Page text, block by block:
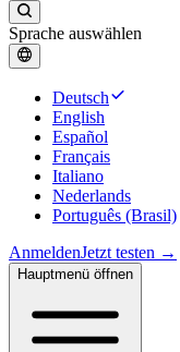
Sprache auswählen
Deutsch
English
Español
Français
Italiano
Nederlands
Português (Brasil)
AnmeldenJetzt testen →
Hauptmenü öffnen